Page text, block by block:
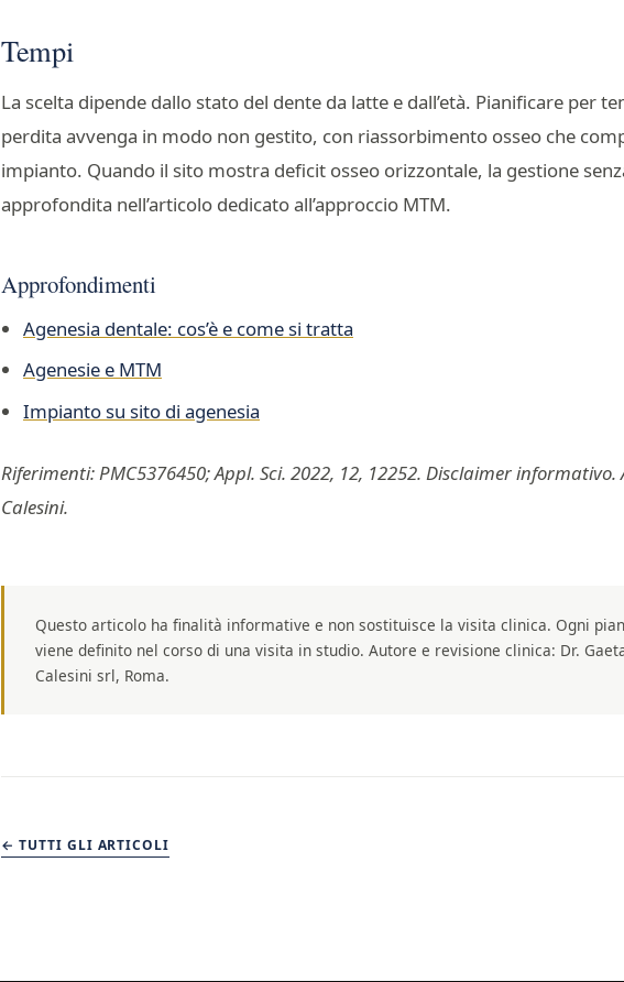
Tempi
La scelta dipende dallo stato del dente da latte e dall’età. Pianificare per
perdita avvenga in modo non gestito, con riassorbimento osseo che
impianto. Quando il sito mostra deficit osseo orizzontale, la gestione
approfondita nell’articolo dedicato all’approccio MTM.
Approfondimenti
Agenesia dentale: cos’è e come si tratta
Agenesie e MTM
Impianto su sito di agenesia
Riferimenti: PMC5376450; Appl. Sci. 2022, 12, 12252. Disclaimer informativo.
Calesini.
Questo articolo ha finalità informative e non sostituisce la visita clinica. Ogni
viene definito nel corso di una visita in studio. Autore e revisione clinica: Dr.
Calesini srl, Roma.
← TUTTI GLI ARTICOLI